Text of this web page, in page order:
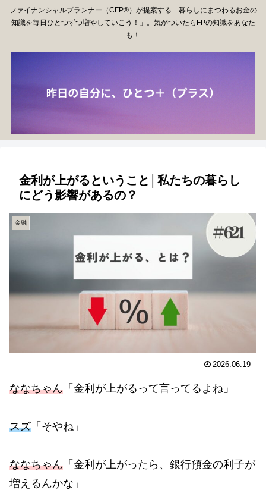
ファイナンシャルプランナー（CFP®）が提案する「暮らしにまつわるお金の
知識を毎日ひとつずつ増やしていこう！」。気がついたらFPの知識をあなた
も！
金利が上がるということ│私たちの暮らし
にどう影響があるの？
金融
2026.06.19
ななちゃん 「金利が上がるって言ってるよね」
スズ 「そやね」
ななちゃん 「金利が上がったら、銀行預金の利子が
増えるんかな」